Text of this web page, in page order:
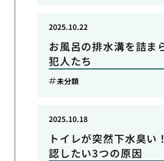
お風呂の排水溝を詰ま
犯人たち
2025.10.22
未分類
トイレが突然下水臭い
認したい3つの原因
2025.10.18